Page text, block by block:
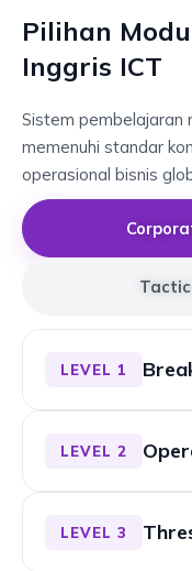
Pilihan
Inggris ICT
Sistem pembelajaran
memenuhi standar
operasional bisnis
LEVEL 1
1.
Membangun
LEVEL 2
LEVEL 3